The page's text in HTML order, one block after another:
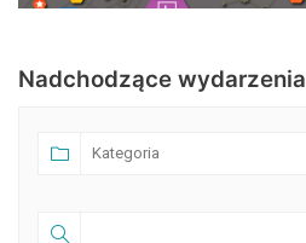
Nadchodzące wydarzenia